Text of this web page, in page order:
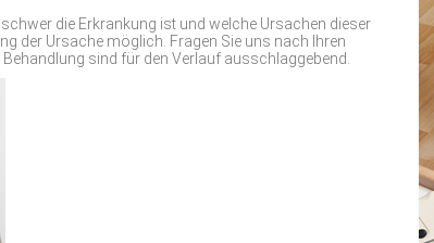
die Erkrankung ist und welche Ursachen dieser
der Ursache möglich. Fragen Sie uns nach Ihren
sind für den Verlauf ausschlaggebend.